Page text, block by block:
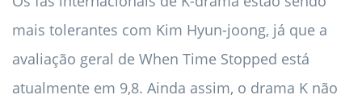
mais tolerantes com Kim Hyun-joong, já que a
avaliação geral de When Time Stopped está
atualmente em 9,8. Ainda assim, o drama K não